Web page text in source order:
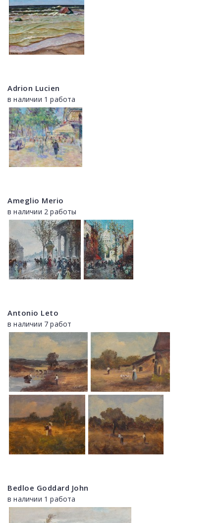
Adrion Lucien
в наличии 1 работа
Ameglio Merio
в наличии 2 работы
Antonio Leto
в наличии 7 работ
Bedloe Goddard John
в наличии 1 работа